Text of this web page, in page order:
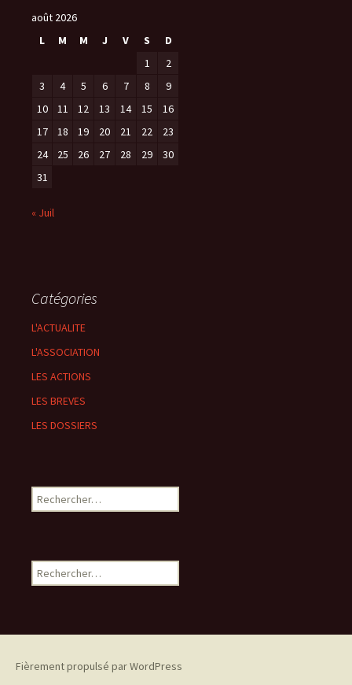
août 2026
L
M M J V S
D
1
2
3
4 5 6 7 8
9
10
11 12 13 14 15
16
17
18 19 20 21 22
23
24
25 26 27 28 29
30
31
« Juil
Catégories
L'ACTUALITE
L'ASSOCIATION
LES ACTIONS
LES BREVES
LES DOSSIERS
Rechercher :
Rechercher :
Fièrement propulsé par WordPress